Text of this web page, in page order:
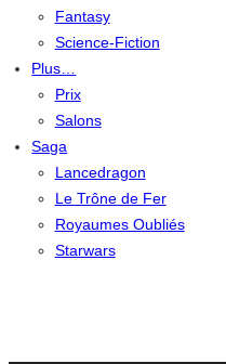
Fantasy
Science-Fiction
Plus…
Prix
Salons
Saga
Lancedragon
Le Trône de Fer
Royaumes Oubliés
Starwars